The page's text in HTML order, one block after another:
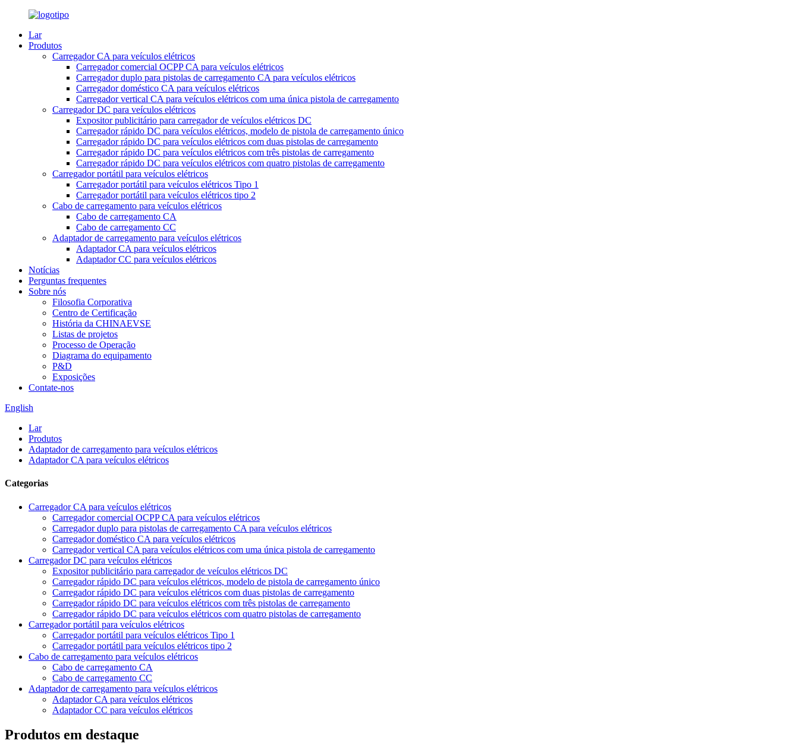
Lar
Produtos
Carregador CA para veículos elétricos
Carregador comercial OCPP CA para veículos elétricos
Carregador duplo para pistolas de carregamento CA para veículos elétricos
Carregador doméstico CA para veículos elétricos
Carregador vertical CA para veículos elétricos com uma única pistola de carregamento
Carregador DC para veículos elétricos
Expositor publicitário para carregador de veículos elétricos DC
Carregador rápido DC para veículos elétricos, modelo de pistola de carregamento único
Carregador rápido DC para veículos elétricos com duas pistolas de carregamento
Carregador rápido DC para veículos elétricos com três pistolas de carregamento
Carregador rápido DC para veículos elétricos com quatro pistolas de carregamento
Carregador portátil para veículos elétricos
Carregador portátil para veículos elétricos Tipo 1
Carregador portátil para veículos elétricos tipo 2
Cabo de carregamento para veículos elétricos
Cabo de carregamento CA
Cabo de carregamento CC
Adaptador de carregamento para veículos elétricos
Adaptador CA para veículos elétricos
Adaptador CC para veículos elétricos
Notícias
Perguntas frequentes
Sobre nós
Filosofia Corporativa
Centro de Certificação
História da CHINAEVSE
Listas de projetos
Processo de Operação
Diagrama do equipamento
P&D
Exposições
Contate-nos
English
Lar
Produtos
Adaptador de carregamento para veículos elétricos
Adaptador CA para veículos elétricos
Categorias
Carregador CA para veículos elétricos
Carregador comercial OCPP CA para veículos elétricos
Carregador duplo para pistolas de carregamento CA para veículos elétricos
Carregador doméstico CA para veículos elétricos
Carregador vertical CA para veículos elétricos com uma única pistola de carregamento
Carregador DC para veículos elétricos
Expositor publicitário para carregador de veículos elétricos DC
Carregador rápido DC para veículos elétricos, modelo de pistola de carregamento único
Carregador rápido DC para veículos elétricos com duas pistolas de carregamento
Carregador rápido DC para veículos elétricos com três pistolas de carregamento
Carregador rápido DC para veículos elétricos com quatro pistolas de carregamento
Carregador portátil para veículos elétricos
Carregador portátil para veículos elétricos Tipo 1
Carregador portátil para veículos elétricos tipo 2
Cabo de carregamento para veículos elétricos
Cabo de carregamento CA
Cabo de carregamento CC
Adaptador de carregamento para veículos elétricos
Adaptador CA para veículos elétricos
Adaptador CC para veículos elétricos
Produtos em destaque